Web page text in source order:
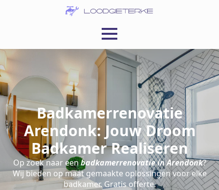
Badkamerrenovatie
Arendonk: Jouw Droom
Badkamer Realiseren
Op zoek naar eenbadkamerrenovatie in Arendonk?
Wij bieden op maat gemaakte oplossingen voor elke
badkamer. Gratis offerte.